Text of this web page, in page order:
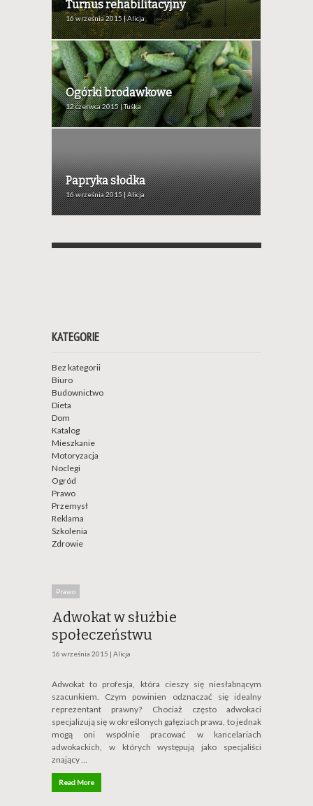
Turnus rehabilitacyjny
16 września 2015 | Alicja
Ogórki brodawkowe
12 czerwca 2015 | Tuśka
Papryka słodka
16 września 2015 | Alicja
KATEGORIE
Bez kategorii
Biuro
Budownictwo
Dieta
Dom
Katalog
Mieszkanie
Motoryzacja
Noclegi
Ogród
Prawo
Przemysł
Reklama
Szkolenia
Zdrowie
Prawo
Adwokat w służbie
społeczeństwu
16 września 2015 | Alicja
Adwokat to profesja, która cieszy się niesłabnącym
szacunkiem. Czym powinien odznaczać się idealny
reprezentant prawny? Chociaż często adwokaci
specjalizują się w określonych gałęziach prawa, to jednak
mogą oni wspólnie pracować w kancelariach
adwokackich, w których występują jako specjaliści
znający …
Read More